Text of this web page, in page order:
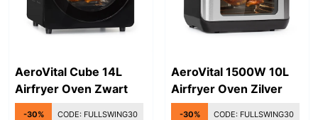
AeroVital Cube 14L
Airfryer Oven Zwart
-30% CODE: FULLSWING30
AeroVital 1500W 10L
Airfryer Oven Zilver
-30% CODE: FULLSWING30